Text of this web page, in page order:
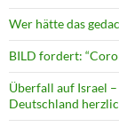
Wer hätte das
BILD fordert:
Überfall auf Israel
Deutschland